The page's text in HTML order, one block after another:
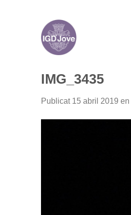
IMG_3435
Publicat 15 abril 2019 en